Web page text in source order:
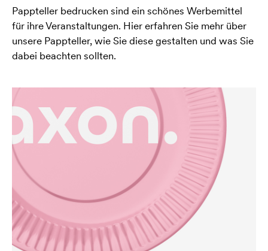
Pappteller bedrucken sind ein schönes Werbemittel
für ihre Veranstaltungen. Hier erfahren Sie mehr über
unsere Pappteller, wie Sie diese gestalten und was Sie
dabei beachten sollten.